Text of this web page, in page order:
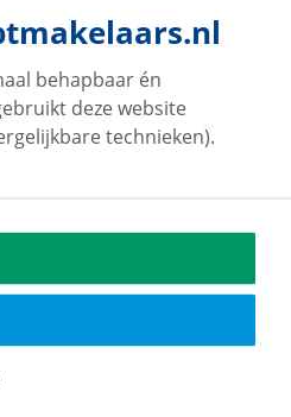
behapbaar én
deze website
technieken).